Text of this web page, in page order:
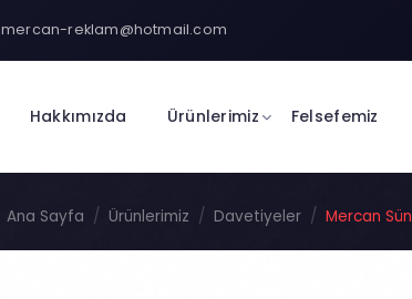
mercan-reklam@hotmail.com
Hakkımızda Ürünlerimiz Felsefemiz
Ana Sayfa Ürünlerimiz Davetiyeler Mercan